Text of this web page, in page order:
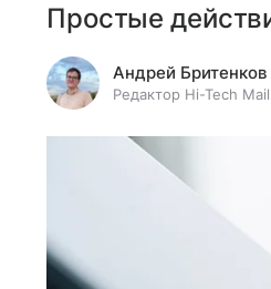
Простые
Андрей Бритенков
Редактор Hi-Tech Mail